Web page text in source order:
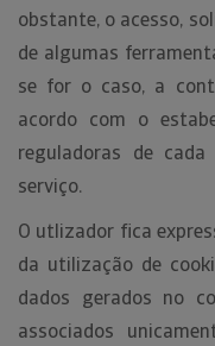
obstante, o acesso,
de algumas
se for o caso, a
acordo com o
reguladoras de
serviço.
O utlizador fica
da utilização de
dados gerados no
associados